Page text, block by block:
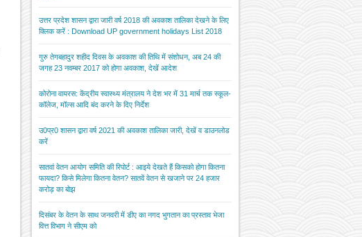
उत्तर प्रदेश शासन द्वारा जारी वर्ष 2018 की अवकाश तालिका देखने के लिए
क्लिक करें : Download UP government holidays List 2018
गुरु तेगबहादुर शहीद दिवस के अवकाश की तिथि में संशोधन, अब 24 की
जगह 23 नवम्बर 2017 को होगा अवकाश, देखें आदेश
कोरोना वायरस: केंद्रीय स्वास्थ्य मंत्रालय ने देश भर में 31 मार्च तक स्कूल-
कॉलेज, मॉल्स आदि बंद करने के दिए निर्देश
उ0प्र0 शासन द्वारा वर्ष 2021 की अवकाश तालिका जारी, देखें व डाउनलोड
करें
सातवां वेतन आयोग समिति की रिपोर्ट : आइये देखते हैं किसको होगा कितना
फायदा? किसे मिलेगा कितना वेतन? सातवें वेतन से खजाने पर 24 हजार
करोड़ का बोझ
दिसंबर के वेतन के साथ जनवरी में डीए का नगद भुगतान का प्रस्ताव भेजा
वित्त विभाग ने सीएम को